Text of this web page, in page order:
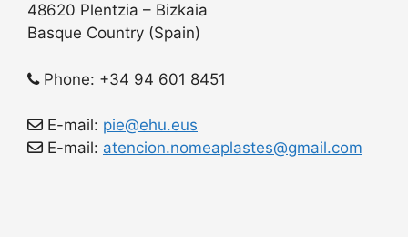
48620 Plentzia – Bizkaia
Basque Country (Spain)
Phone: +34 94 601 8451
E-mail: pie@ehu.eus
E-mail: atencion.nomeaplastes@gmail.com